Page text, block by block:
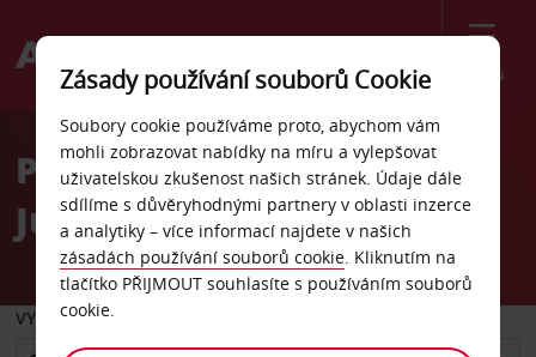
Menu
Welcome
AvisPronájem auta letiště
Juliana
VYZVEDNOUT Z
Zásady používání souborů Cookie
Soubory cookie používáme proto, abychom vám
mohli zobrazovat nabídky na míru a vylepšovat
uživatelskou zkušenost našich stránek. Údaje dále
sdílíme s důvěryhodnými partnery v oblasti inzerce
a analytiky – více informací najdete v našich
zásadách používání souborů cookie. Kliknutím na
tlačítko PŘIJMOUT souhlasíte s používáním souborů
cookie.